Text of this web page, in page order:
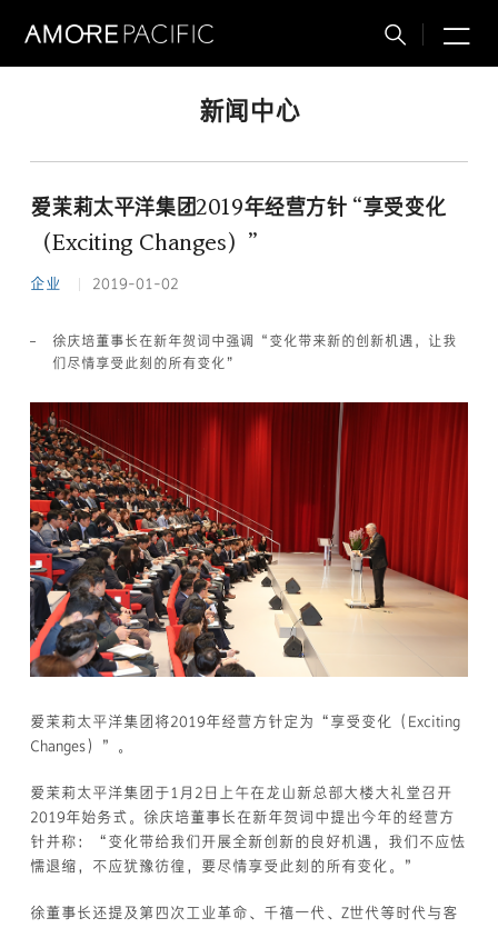
搜
索
新闻中心
爱茉莉太平洋集团2019年经营方针 “享受变化
（Exciting Changes）”
企业 2019-01-02
徐庆培董事长在新年贺词中强调“变化带来新的创新机遇，让我
们尽情享受此刻的所有变化”
爱茉莉太平洋集团将2019年经营方针定为“享受变化（Exciting
Changes）”。
爱茉莉太平洋集团于1月2日上午在龙山新总部大楼大礼堂召开
2019年始务式。徐庆培董事长在新年贺词中提出今年的经营方
针并称：“变化带给我们开展全新创新的良好机遇，我们不应怯
懦退缩，不应犹豫彷徨，要尽情享受此刻的所有变化。”
徐董事长还提及第四次工业革命、千禧一代、Z世代等时代与客